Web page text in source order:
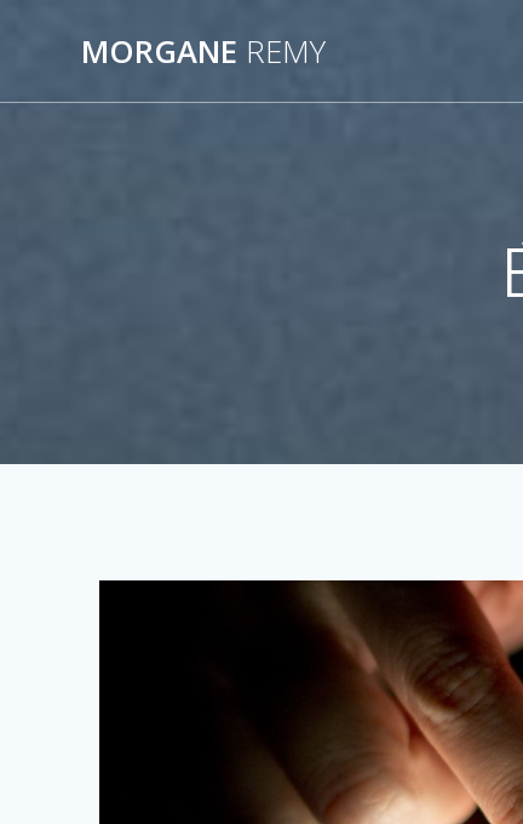
MORGANE REMY